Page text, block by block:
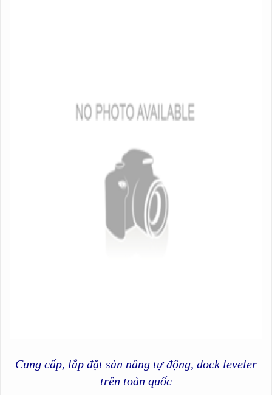
Cung cấp, lắp đặt sàn nâng tự động, dock leveler
trên toàn quốc